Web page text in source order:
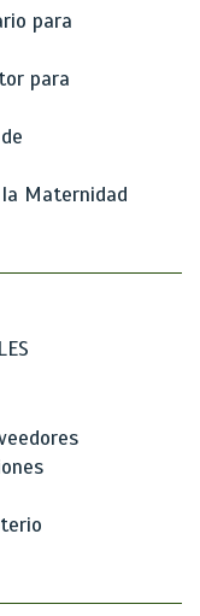
para
para
Maternidad